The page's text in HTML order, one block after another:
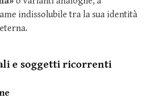
indissolubile tra la sua identità
e soggetti ricorrenti